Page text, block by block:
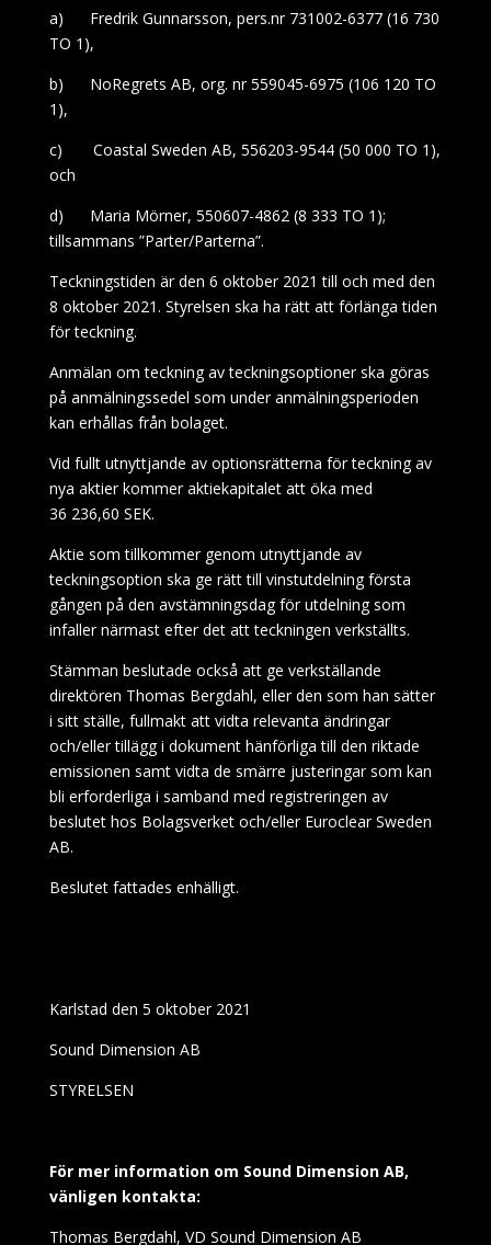
a)
Fredrik Gunnarsson, pers.nr 731002-6377 (16 730
TO 1),
b)
NoRegrets AB, org. nr 559045-6975 (106 120 TO
1),
c)
Coastal Sweden AB, 556203-9544 (50 000 TO 1),
och
d)
Maria Mörner, 550607-4862 (8 333 TO 1);
tillsammans ”Parter/Parterna”.
Teckningstiden är den 6 oktober 2021 till och med den
8 oktober 2021. Styrelsen ska ha rätt att förlänga tiden
för teckning.
Anmälan om teckning avteckningsoptionerska göras
på anmälningssedel som under anmälningsperioden
kan erhållas från bolaget.
Vid fullt utnyttjande av optionsrätterna för teckning av
nya aktier kommer aktiekapitalet att öka med
36 236,60 SEK.
Aktie som tillkommer genom utnyttjande av
teckningsoption ska ge rätt till vinstutdelning första
gången på den avstämningsdag för utdelning som
infaller närmast efter det att teckningen verkställts.
Stämman beslutade också att ge verkställande
direktören Thomas Bergdahl, eller den som han sätter
i sitt ställe, fullmakt att vidta relevanta ändringar
och/eller tillägg i dokument hänförliga till den riktade
emissionen samt vidta de smärre justeringar som kan
bli erforderliga i samband med registreringen av
beslutet hos Bolagsverket och/eller Euroclear Sweden
AB.
Beslutet fattades enhälligt.
Karlstad den 5 oktober 2021
Sound Dimension AB
STYRELSEN
För mer information om Sound Dimension AB,
vänligen kontakta:
Thomas Bergdahl, VD Sound Dimension AB